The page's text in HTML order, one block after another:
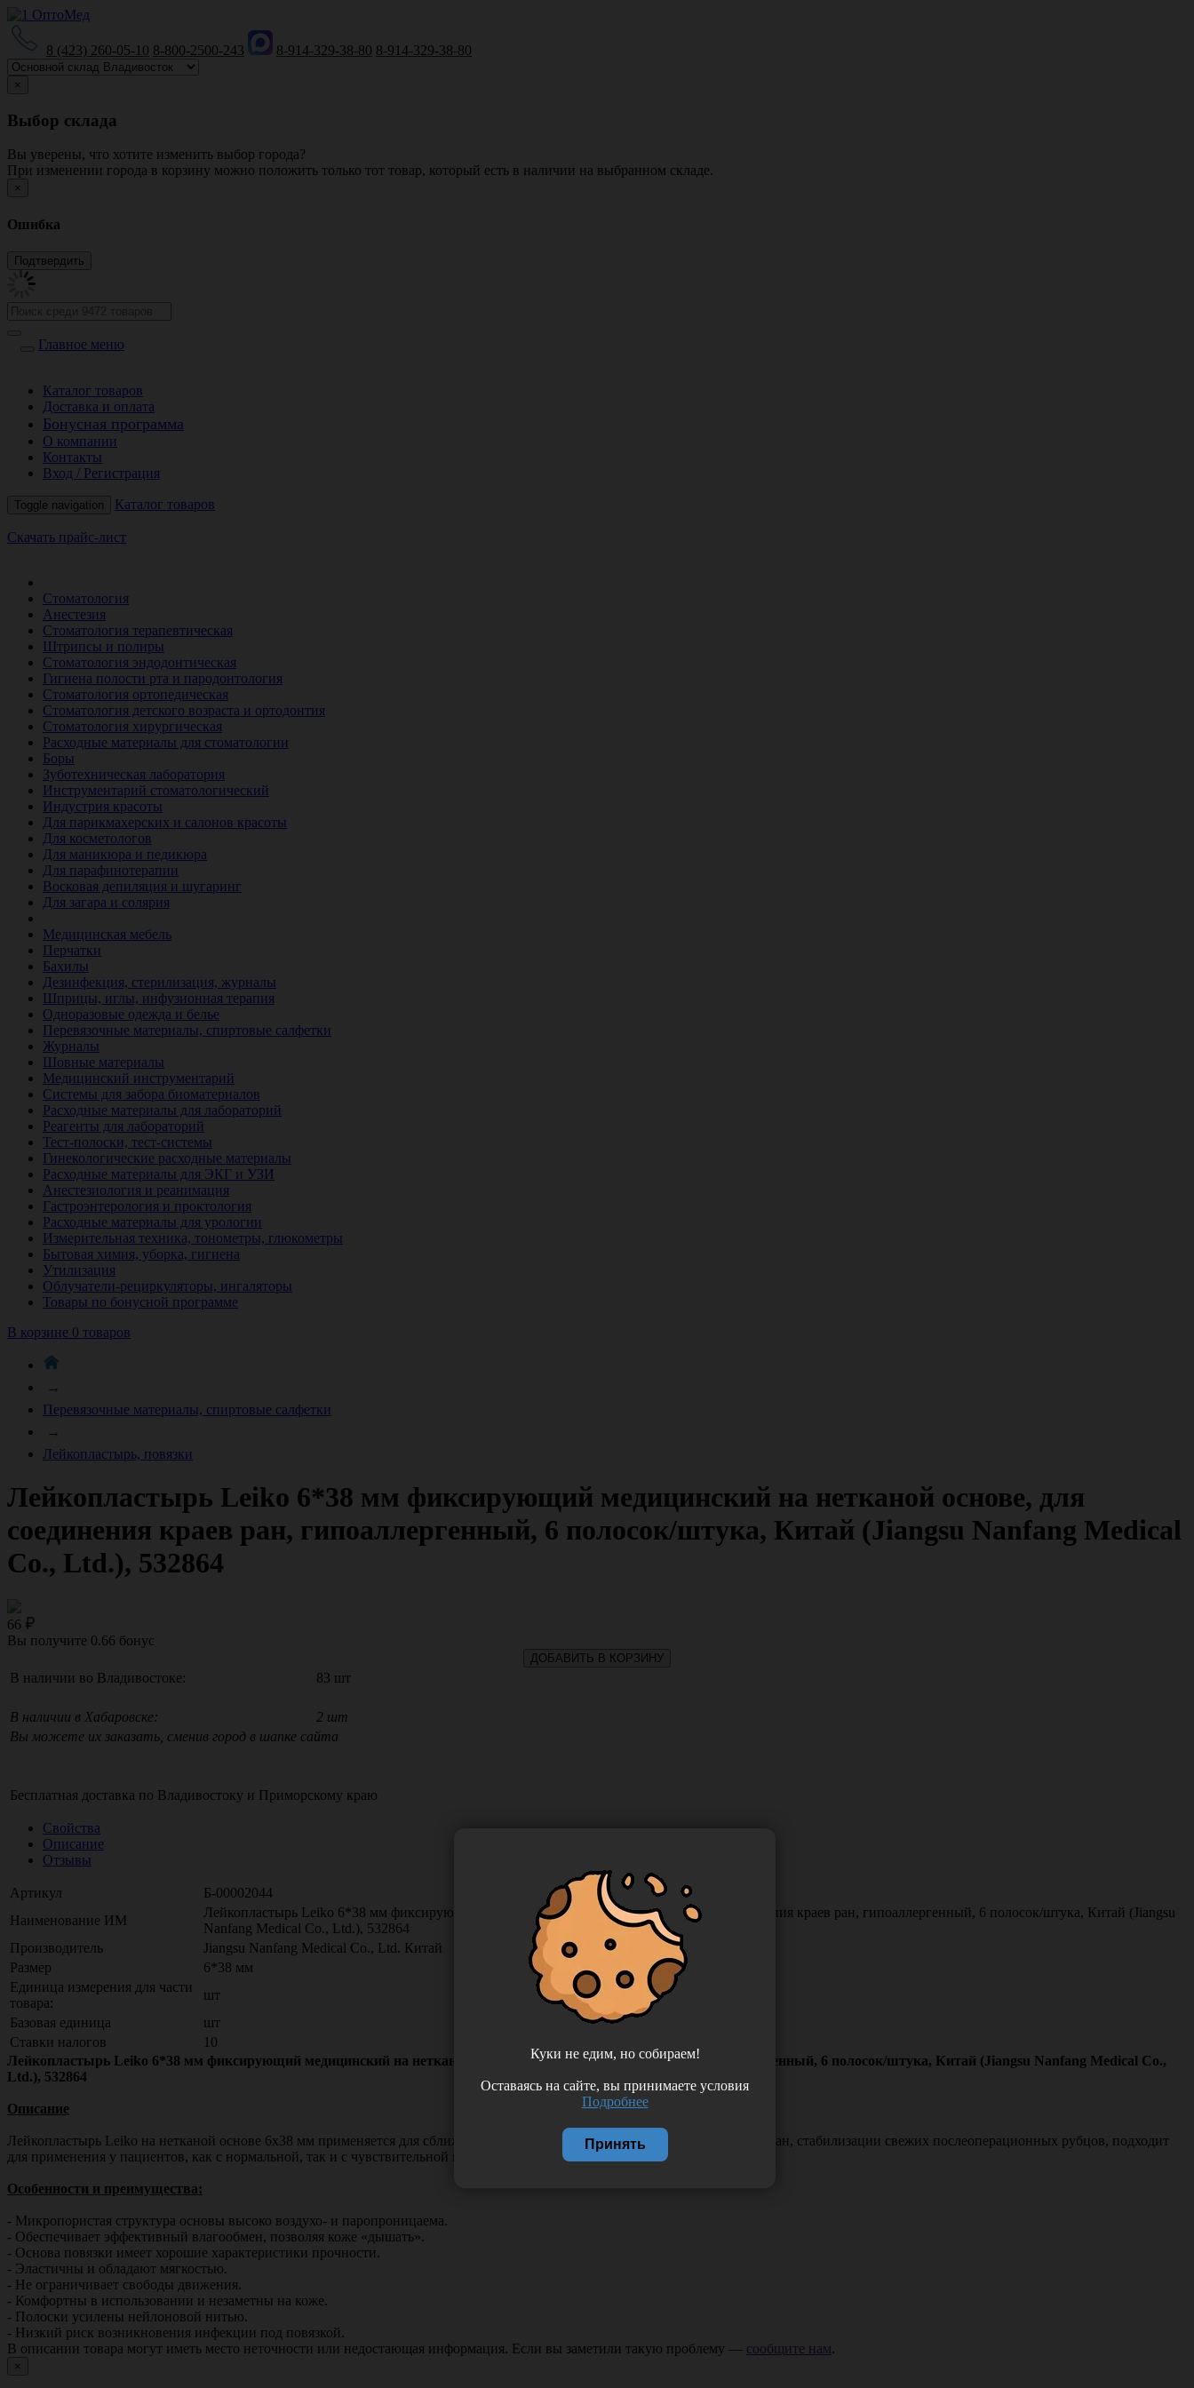
8 (423) 260-05-10 8-800-2500-243 8-914-329-38-80 8-914-329-38-80
×
Выбор склада
Вы уверены, что хотите изменить выбор города?
При изменении города в корзину можно положить только тот товар, который есть в наличии на выбранном складе.
×
Ошибка
Главное меню
Каталог товаров
Доставка и оплата
Бонусная программа
О компании
Контакты
Вход / Регистрация
Toggle navigation Каталог товаров
Скачать прайс-лист
Стоматология
Анестезия
Стоматология терапевтическая
Штрипсы и полиры
Стоматология эндодонтическая
Гигиена полости рта и пародонтология
Стоматология ортопедическая
Стоматология детского возраста и ортодонтия
Стоматология хирургическая
Расходные материалы для стоматологии
Боры
Зуботехническая лаборатория
Инструментарий стоматологический
Индустрия красоты
Для парикмахерских и салонов красоты
Для косметологов
Для маникюра и педикюра
Для парафинотерапии
Восковая депиляция и шугаринг
Для загара и солярия
Медицинская мебель
Перчатки
Бахилы
Дезинфекция, стерилизация, журналы
Шприцы, иглы, инфузионная терапия
Одноразовые одежда и белье
Перевязочные материалы, спиртовые салфетки
Журналы
Шовные материалы
Медицинский инструментарий
Системы для забора биоматериалов
Расходные материалы для лабораторий
Реагенты для лабораторий
Тест-полоски, тест-системы
Гинекологические расходные материалы
Расходные материалы для ЭКГ и УЗИ
Анестезиология и реанимация
Гастроэнтерология и проктология
Расходные материалы для урологии
Измерительная техника, тонометры, глюкометры
Бытовая химия, уборка, гигиена
Утилизация
Облучатели-рециркуляторы, ингаляторы
Товары по бонусной программе
В корзине 0 товаров
→
Перевязочные материалы, спиртовые салфетки
→
Лейкопластырь, повязки
Лейкопластырь Leiko 6*38 мм фиксирующий медицинский на нетканой основе, для
соединения краев ран, гипоаллергенный, 6 полосок/штука, Китай (Jiangsu Nanfang Medical
Co., Ltd.), 532864
66
Вы получите 0.66 бонус
ДОБАВИТЬ В КОРЗИНУ
В наличии во Владивостоке: 83 шт
В наличии в Хабаровске:
2 шт
Вы можете их заказать, сменив город в шапке сайта
Бесплатная доставка по Владивостоку и Приморскому краю
Свойства
Описание
Отзывы
Артикул
Б-00002044
Наименование ИМ
Лейкопластырь Leiko 6*38 мм фиксирующий медицинский на нетканой основе, для соединения краев ран, гипоаллергенный, 6 полосок/штука, Китай (Jiangsu
Nanfang Medical Co., Ltd.), 532864
Производитель
Jiangsu Nanfang Medical Co., Ltd. Китай
Размер
6*38 мм
Единица измерения для части
товара:
шт
Базовая единица
шт
Ставки налогов
10
Лейкопластырь Leiko 6*38 мм фиксирующий медицинский на нетканой основе, для соединения краев ран, гипоаллергенный, 6 полосок/штука, Китай (Jiangsu Nanfang Medical Co.,
Ltd.), 532864
Описание
Лейкопластырь Leiko на нетканой основе 6х38 мм применяется для сближения и надежной фиксации краев поверхностных ран, стабилизации свежих послеоперационных рубцов, подходит
для применения у пациентов, как с нормальной, так и с чувствительной кожей.
Особенности и преимущества:
- Микропористая структура основы высоко воздухо- и паропроницаема.
- Обеспечивает эффективный влагообмен, позволяя коже «дышать».
- Основа повязки имеет хорошие характеристики прочности.
- Эластичны и обладают мягкостью.
- Не ограничивает свободы движения.
- Комфортны в использовании и незаметны на коже.
- Полоски усилены нейлоновой нитью.
- Низкий риск возникновения инфекции под повязкой.
В описании товара могут иметь место неточности или недостающая информация. Если вы заметили такую проблему — сообщите нам.
×
Куки не едим, но собираем!
Оставаясь на сайте, вы принимаете условия
Подробнее
Принять